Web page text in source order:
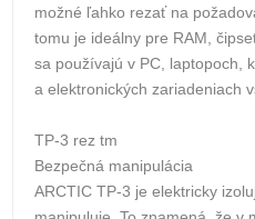
možné ľahko rezať na
tomu je ideálny pre RAM,
sa používajú v PC, laptopoch,
a elektronických zariadeniach
TP-3 rez tm
Bezpečná manipulácia
ARCTIC TP-3 je elektricky